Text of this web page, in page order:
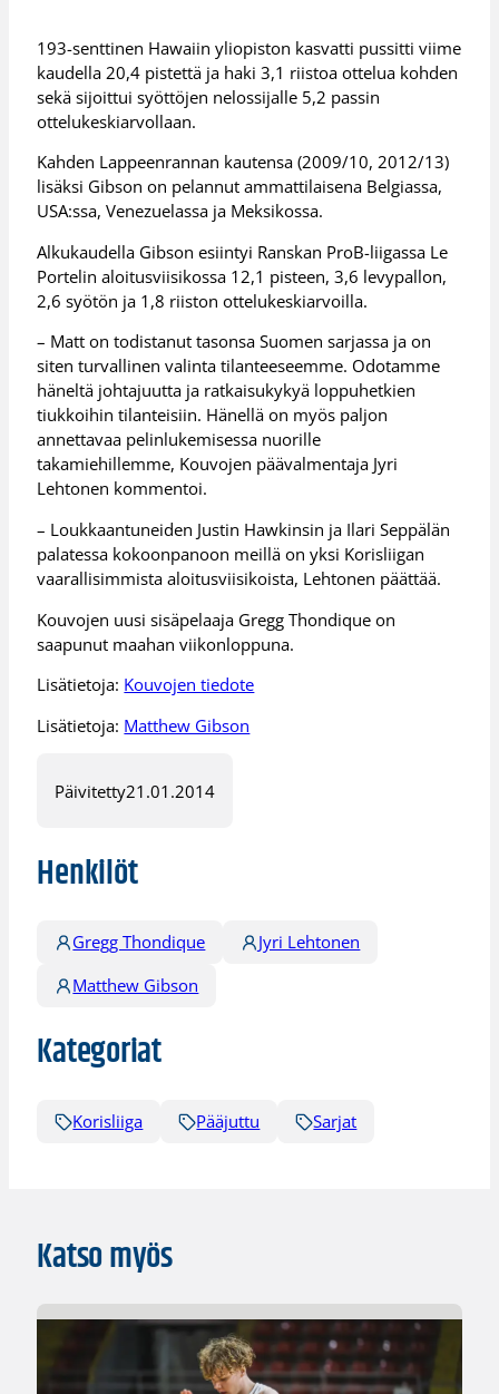
193-senttinen Hawaiin yliopiston kasvatti pussitti viime
kaudella 20,4 pistettä ja haki 3,1 riistoa ottelua kohden
sekä sijoittui syöttöjen nelossijalle 5,2 passin
ottelukeskiarvollaan.
Kahden Lappeenrannan kautensa (2009/10, 2012/13)
lisäksi Gibson on pelannut ammattilaisena Belgiassa,
USA:ssa, Venezuelassa ja Meksikossa.
Alkukaudella Gibson esiintyi Ranskan ProB-liigassa Le
Portelin aloitusviisikossa 12,1 pisteen, 3,6 levypallon,
2,6 syötön ja 1,8 riiston ottelukeskiarvoilla.
– Matt on todistanut tasonsa Suomen sarjassa ja on
siten turvallinen valinta tilanteeseemme. Odotamme
häneltä johtajuutta ja ratkaisukykyä loppuhetkien
tiukkoihin tilanteisiin. Hänellä on myös paljon
annettavaa pelinlukemisessa nuorille
takamiehillemme, Kouvojen päävalmentaja Jyri
Lehtonen kommentoi.
– Loukkaantuneiden Justin Hawkinsin ja Ilari Seppälän
palatessa kokoonpanoon meillä on yksi Korisliigan
vaarallisimmista aloitusviisikoista, Lehtonen päättää.
Kouvojen uusi sisäpelaaja Gregg Thondique on
saapunut maahan viikonloppuna.
Lisätietoja: Kouvojen tiedote
Lisätietoja: Matthew Gibson
Päivitetty21.01.2014
Henkilöt
Gregg Thondique
Jyri Lehtonen
Matthew Gibson
Kategoriat
Korisliiga Pääjuttu Sarjat
Katso myös